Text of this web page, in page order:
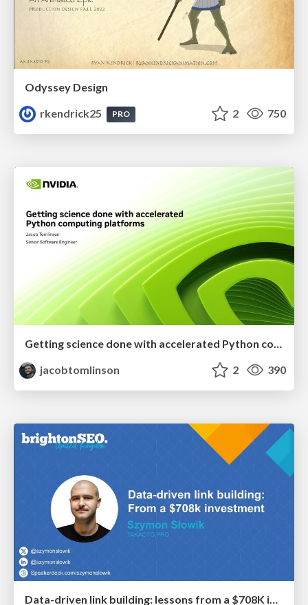
Odyssey Design
rkendrick25
PRO 2 750
Getting science done with accelerated Python computing platforms
jacobtomlinson
2 390
Data-driven link building: lessons from a $708K investment (BrightonSEO talk)